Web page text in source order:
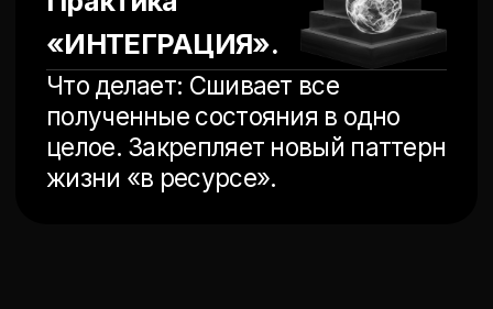
Зачем:
Чтобы Вы понимали, какие
бессознательные программы